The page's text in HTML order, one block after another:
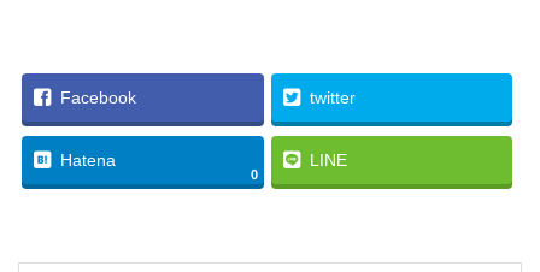
Facebook twitter
Hatena
0
LINE